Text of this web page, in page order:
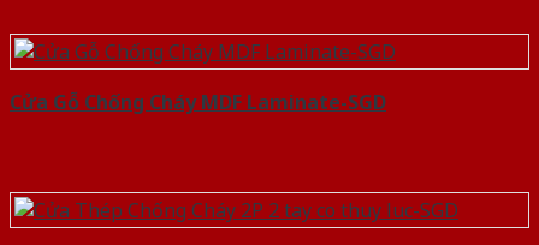
Cửa Gỗ Chống Cháy MDF Laminate-SGD